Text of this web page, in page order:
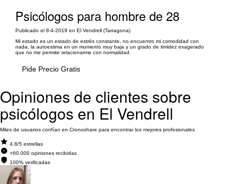
Psicólogos para hombre de 28
Publicado el 8-4-2019 en El Vendrell (Tarragona)
Mi estado es un estado de estrés constante, no encuentro mi comodidad con
nada, la autoestima en un momento muy baja y un grado de timidez exagerado
que no me permite relacionarme con normalidad.
Pide Precio Gratis
Opiniones de clientes sobre
psicólogos en El Vendrell
Miles de usuarios confían en Cronoshare para encontrar los mejores profesionales
4.8/5 estrellas
+60.000 opiniones recibidas
100% verificadas